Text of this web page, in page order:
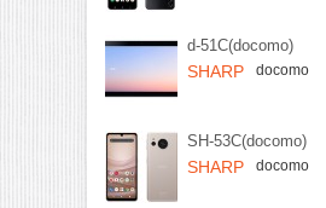
d-51C(docomo)
SHARP docomo
SH-53C(docomo)
SHARP docomo